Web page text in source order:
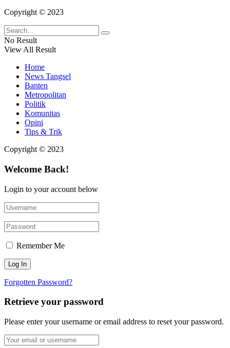
Copyright © 2023
No Result
View All Result
Home
News Tangsel
Banten
Metropolitan
Politik
Komunitas
Opini
Tips & Trik
Copyright © 2023
Welcome Back!
Login to your account below
Remember Me
Forgotten Password?
Retrieve your password
Please enter your username or email address to reset your password.